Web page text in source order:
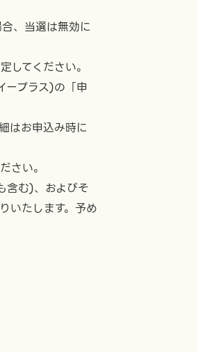
、当選は無効に
てください。
ープラス)の「申
はお申込み時に
さい。
含む)、およびそ
いたします。予め